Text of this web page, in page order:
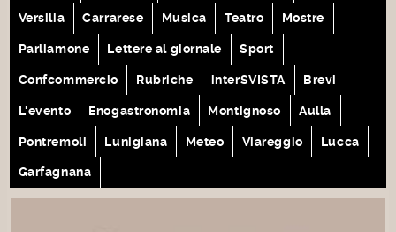
Versilia Carrarese Musica Teatro Mostre
Parliamone Lettere al giornale Sport
Confcommercio Rubriche interSVISTA Brevi
L'evento Enogastronomia Montignoso Aulla
Pontremoli Lunigiana Meteo Viareggio Lucca
Garfagnana